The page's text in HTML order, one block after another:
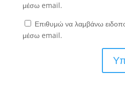
μέσω email.
Επιθυμώ να λαμβάνω
μέσω email.